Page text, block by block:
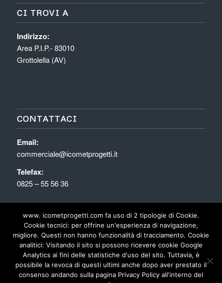
CI TROVI A
Indirizzo:
Area P.I.P.- 83010
Grottolella (AV)
CONTATTACI
Email:
commerciale@icometprogetti.it
Telefax:
0825 – 55 56 36
Icomet Costruzioni Metalliche
Usiamo i cookie per fornirti la miglior esperienza d'uso e
navigazione sul nostro sito web.
Puoi scoprire di più su quali cookie stiamo utilizzando o
www. icometprogetti.com fa uso di 2 tipologie di Cookie.
Cookie tecnici: per offrine un'esperienza di navigazione,
migliore. Questi non hanno funzionalità di tracciamento. Cookie
analitici: Visitando il sito si possono ricevere cookie Google
Analytics ai fini delle statistiche d'uso del sito. Tuttavia, è
possibile la revoca di questi ultimi anche dopo aver prestato il
consenso andando sulla pagina Privacy Policy all'interno del